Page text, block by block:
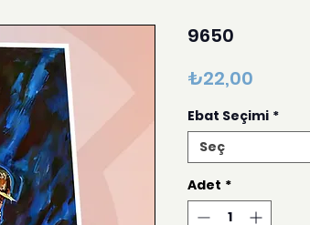
9650
₺22,00
Ebat Seçimi *
Seç
Adet *